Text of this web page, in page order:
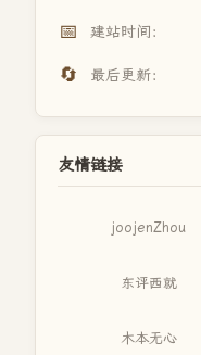
📅 建站时间：
🔄 最后更新：
友情链接
joojenZhou
东评西就
木本无心